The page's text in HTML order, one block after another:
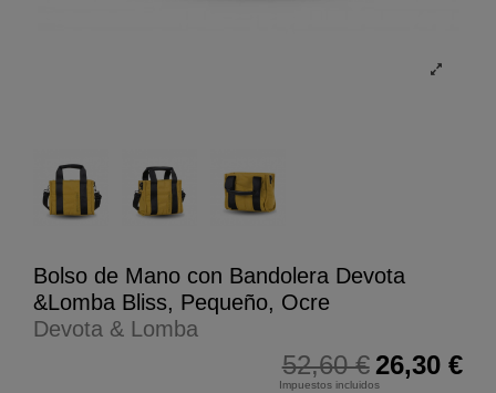
Bolso de Mano con Bandolera Devota
&Lomba Bliss, Pequeño, Ocre
Devota & Lomba
52,60 € 26,30 €
Impuestos incluidos